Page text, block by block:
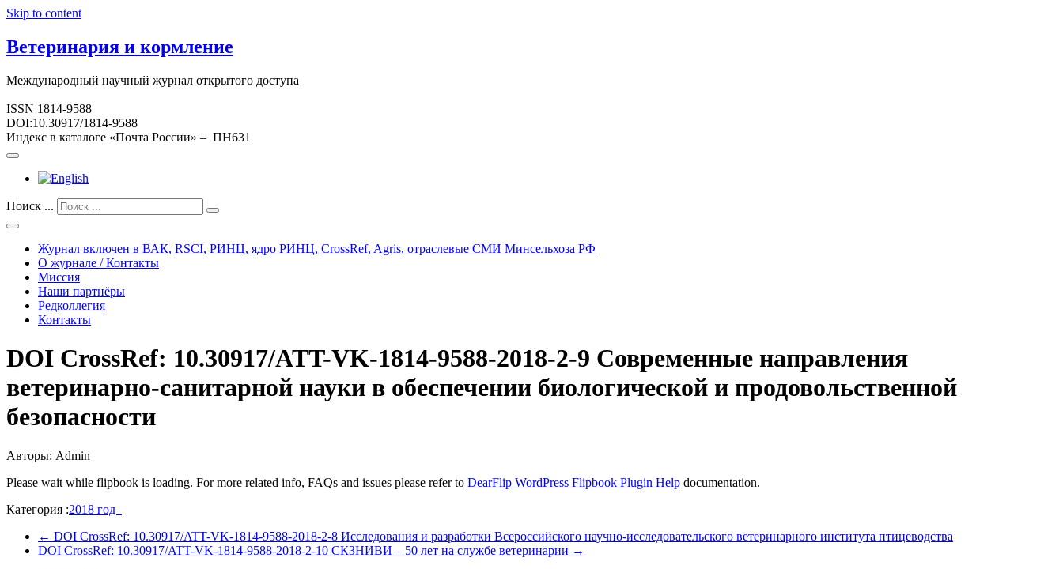
Skip to content
Ветеринария и кормление
Международный научный журнал открытого доступа
ISSN 1814-9588
DOI:10.30917/1814-9588
Индекс в каталоге «Почта России» – ПН631
Поиск ...
Журнал включен в ВАК, RSCI, РИНЦ, ядро РИНЦ, CrossRef, Agris, отраслевые СМИ Минсельхоза РФ
О журнале / Контакты
Миссия
Наши партнёры
Редколлегия
Контакты
DOI CrossRef: 10.30917/ATT-VK-1814-9588-2018-2-9 Современные направления
ветеринарно-санитарной науки в обеспечении биологической и продовольственной
безопасности
Авторы: Admin
Please wait while flipbook is loading. For more related info, FAQs and issues please refer to DearFlip WordPress Flipbook Plugin Help documentation.
Категория :2018 год
← DOI CrossRef: 10.30917/ATT-VK-1814-9588-2018-2-8 Исследования и разработки Всероссийского научно-исследовательского ветеринарного института птицеводства
DOI CrossRef: 10.30917/ATT-VK-1814-9588-2018-2-10 СКЗНИВИ – 50 лет на службе ветеринарии →